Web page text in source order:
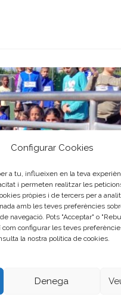
Configurar Cookies
a tu, influeixen en la teva
i permeten realitzar les
pròpies i de tercers per a
amb les teves preferències
navegació. Pots "Acceptar" o
configurar les teves
la nostra política de cookies.
Denega